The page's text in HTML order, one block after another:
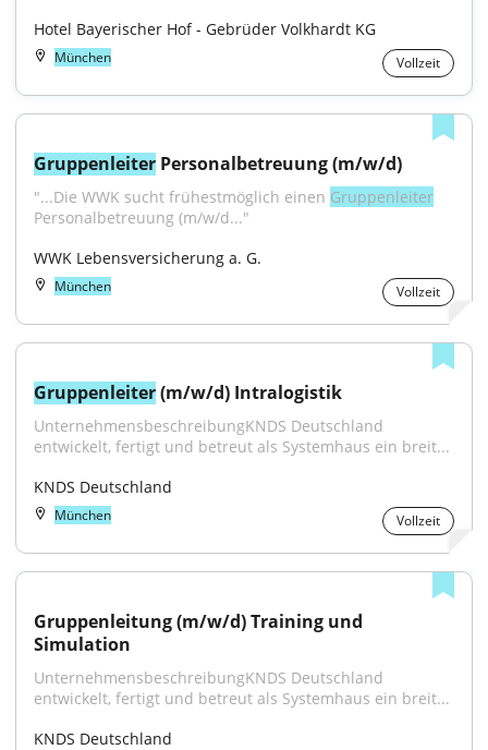
Hotel Bayerischer Hof - Gebrüder Volkhardt KG
München Vollzeit
Gruppenleiter Personalbetreuung (m/w/d)
"...Die WWK sucht frühestmöglich einen Gruppenleiter
Personalbetreuung (m/w/d..."
WWK Lebensversicherung a. G.
München Vollzeit
Gruppenleiter (m/w/d) Intralogistik
UnternehmensbeschreibungKNDS Deutschland
entwickelt, fertigt und betreut als Systemhaus ein breit...
KNDS Deutschland
München Vollzeit
Gruppenleitung (m/w/d) Training und
Simulation
UnternehmensbeschreibungKNDS Deutschland
entwickelt, fertigt und betreut als Systemhaus ein breit...
KNDS Deutschland